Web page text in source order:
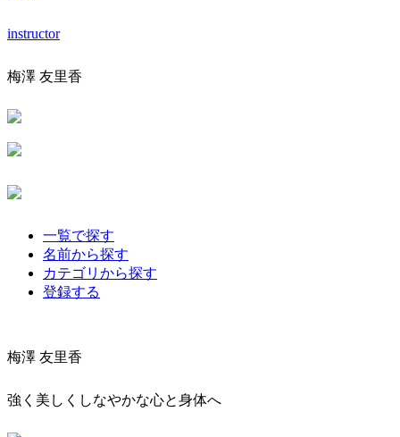
instructor
梅澤 友里香
一覧で探す
名前から探す
カテゴリから探す
登録する
梅澤 友里香
強く美しくしなやかな心と身体へ